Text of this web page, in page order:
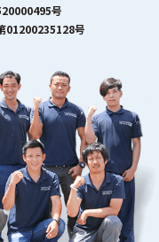
号
01200235128号